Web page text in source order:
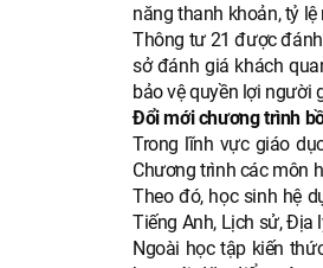
năng thanh khoản, tỷ
Thông tư 21 được
sở đánh giá khách
bảo vệ quyền lợi người
Đổi mới chương trình
Trong lĩnh vực giáo
Chương trình các môn
Theo đó, học sinh hệ
Tiếng Anh, Lịch sử, Địa
Ngoài học tập kiến